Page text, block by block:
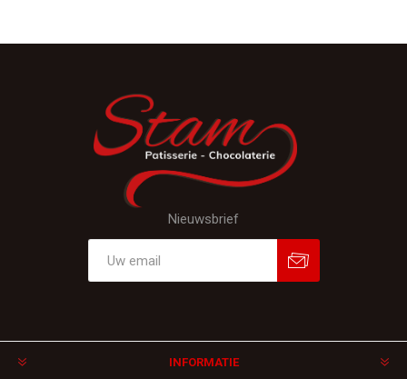
Nieuwsbrief
INFORMATIE